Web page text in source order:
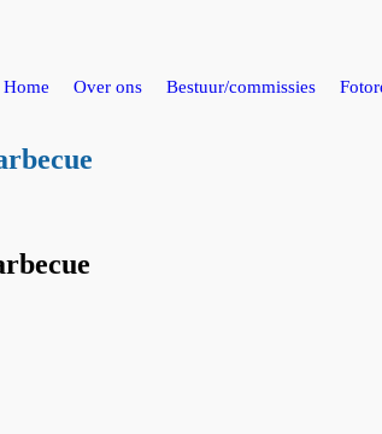
Bestuur/commissies
Over ons
Home